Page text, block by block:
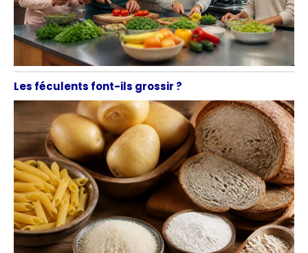
Les féculents font-ils grossir ?